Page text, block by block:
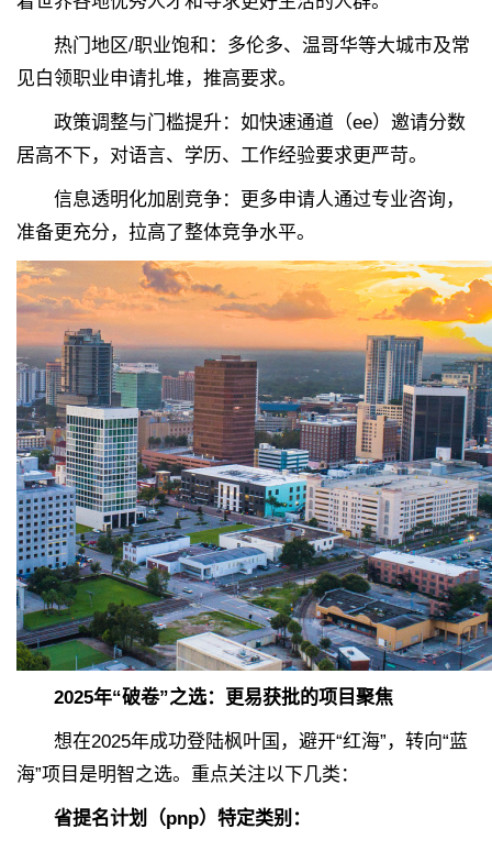
热门地区/职业饱和：多伦多、温哥华等大城市及常
见白领职业申请扎堆，推高要求。
政策调整与门槛提升：如快速通道（ee）邀请分数
居高不下，对语言、学历、工作经验要求更严苛。
信息透明化加剧竞争：更多申请人通过专业咨询，
准备更充分，拉高了整体竞争水平。
2025年“破卷”之选：更易获批的项目聚焦
想在2025年成功登陆枫叶国，避开“红海”，转向“蓝
海”项目是明智之选。重点关注以下几类：
省提名计划（pnp）特定类别：